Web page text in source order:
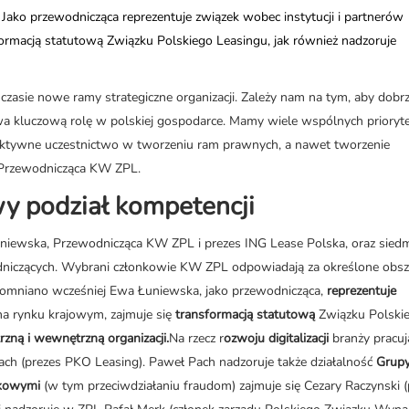
przewodnicząca reprezentuje związek wobec instytucji i partnerów
statutową Związku Polskiego Leasingu, jak również nadzoruje
nowe ramy strategiczne organizacji. Zależy nam na tym, aby
kluczową rolę w polskiej gospodarce. Mamy wiele wspólnych
uczestnictwo w tworzeniu ram prawnych, a nawet tworzenie
KW ZPL.
podział kompetencji
Przewodnicząca KW ZPL i prezes ING Lease Polska, oraz
Wybrani członkowie KW ZPL odpowiadają za określone
wcześniej Ewa Łuniewska, jako przewodnicząca, reprezentuje
rynku krajowym, zajmuje się transformacją statutową Związku
i wewnętrzną organizacji.Na rzecz rozwoju digitalizacji branży
(prezes PKO Leasing). Paweł Pach nadzoruje także działalność
(w tym przeciwdziałaniu fraudom) zajmuje się Cezary Raczynski